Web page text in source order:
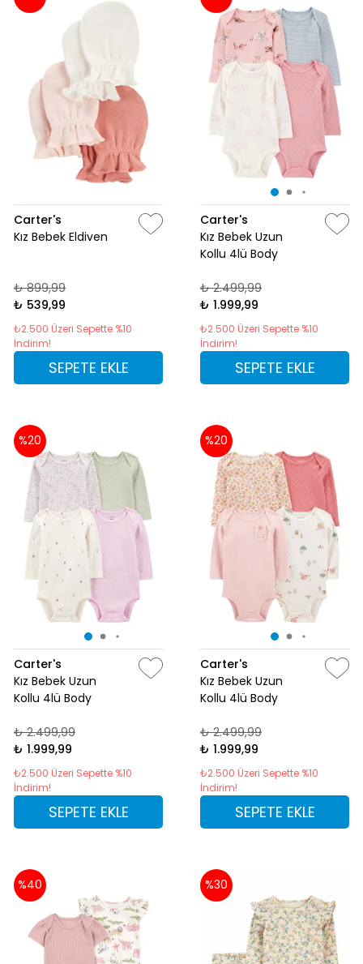
Carter's
Kız Bebek Eldiven
₺ 899,99
₺ 539,99
₺2.500 Üzeri Sepette %10
İndirim!
SEPETE EKLE
Carter's
Kız Bebek Uzun
Kollu 4lü Body
₺ 2.499,99
₺ 1.999,99
₺2.500 Üzeri Sepette %10
İndirim!
SEPETE EKLE
%20
Carter's
Kız Bebek Uzun
Kollu 4lü Body
₺ 2.499,99
₺ 1.999,99
₺2.500 Üzeri Sepette %10
İndirim!
SEPETE EKLE
%20
Carter's
Kız Bebek Uzun
Kollu 4lü Body
₺ 2.499,99
₺ 1.999,99
₺2.500 Üzeri Sepette %10
İndirim!
SEPETE EKLE
%40 %30